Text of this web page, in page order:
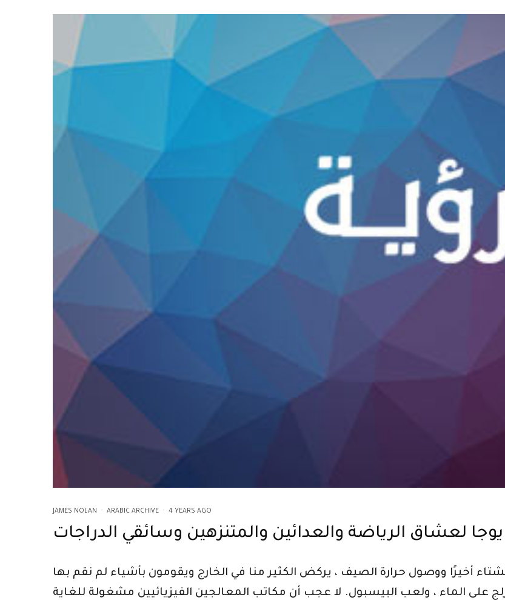
JAMES NOLAN · ARABIC ARCHIVE · 4 YEARS AGO
يوجا لعشاق الرياضة والعدائين والمتنزهين وسائقي الدراجات
أخيرًا ووصول حرارة الصيف ، يركض الكثير منا في الخارج ويقومون بأشياء لم نقم بها
على الماء ، ولعب البيسبول. لا عجب أن مكاتب المعالجين الفيزيائيين مشغولة للغاية